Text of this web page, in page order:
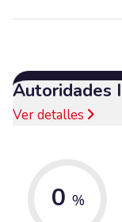
Autoridades
Ver detalles
0 %